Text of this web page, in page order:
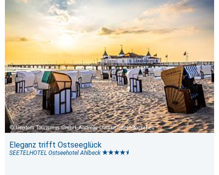
Usedom Tourismus GmbH_Andreas Dumke insel-fotograf.eu
Eleganz trifft Ostseeglück
SEETELHOTEL Ostseehotel Ahlbeck